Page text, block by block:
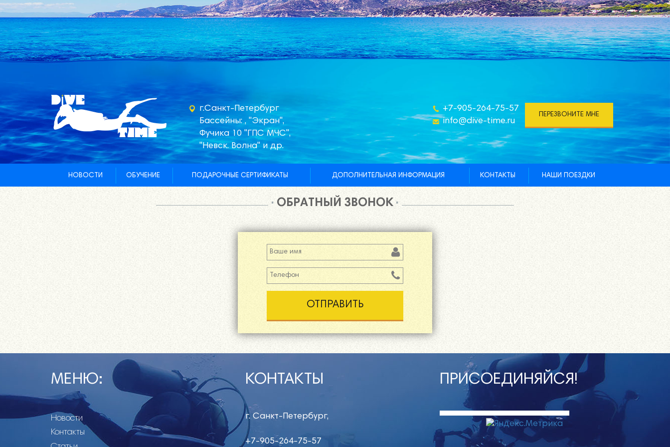
г.Санкт-Петербург
Бассейны: , "Экран",
Фучика 10 "ГПС МЧС",
"Невск. Волна" и др.
ПЕРЕЗВОНИТЕ МНЕ
+7-905-264-75-57
info@dive-time.ru
НОВОСТИ ОБУЧЕНИЕ ПОДАРОЧНЫЕ СЕРТИФИКАТЫ ДОПОЛНИТЕЛЬНАЯ ИНФОРМАЦИЯ КОНТАКТЫ НАШИ ПОЕЗДКИ
ОБРАТНЫЙ ЗВОНОК
Ваше имя
Телефон*
МЕНЮ:
Новости
Контакты
КОНТАКТЫ
г. Санкт-Петербург,
+7-905-264-75-57
ПРИСОЕДИНЯЙСЯ!